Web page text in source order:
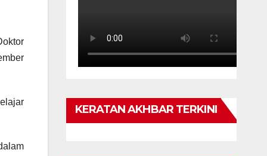
KERATAN AKHBAR TERKINI